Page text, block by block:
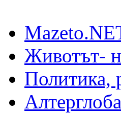
Животът-
Политика,